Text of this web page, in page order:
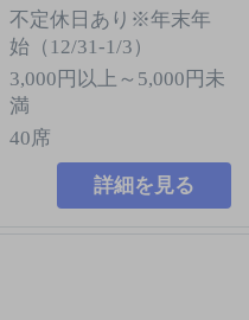
不定休日あり※年末年
始（12/31-1/3）
3,000円以上～5,000円未
満
40席
詳細を見る